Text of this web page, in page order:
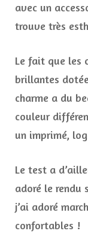
avec un
trouve très
Le fait que les
brillantes
charme a du
couleur
un imprimé,
Le test a
adoré le rendu
j’ai adoré
confortables !